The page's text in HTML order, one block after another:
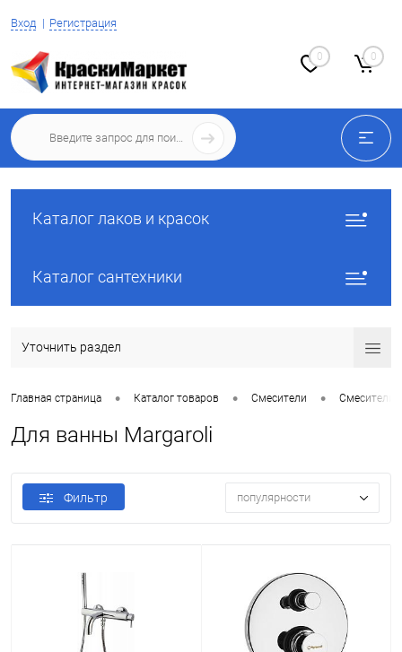
Вход Регистрация
0 0
Каталог лаков и красок
Каталог сантехники
Уточнить раздел
Главная страница • Каталог товаров • Смесители • Смесители
Для ванны Margaroli
Фильтр популярности